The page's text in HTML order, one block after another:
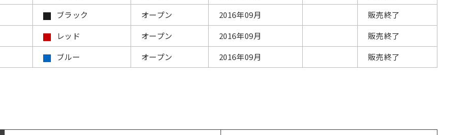
ブラック オープン 2016年09月
販売終了
レッド オープン 2016年09月
販売終了
ブルー オープン 2016年09月 販売終了